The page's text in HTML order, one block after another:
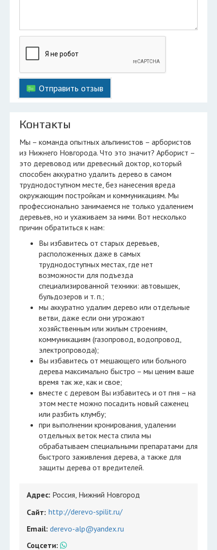
Отправить отзыв
Контакты
Мы – команда опытных альпинистов – арбористов
из Нижнего Новгорода. Что это значит? Арборист –
это деревовод или древесный доктор, который
способен аккуратно удалить дерево в самом
труднодоступном месте, без нанесения вреда
окружающим постройкам и коммуникациям. Мы
профессионально занимаемся не только удалением
деревьев, но и ухаживаем за ними. Вот несколько
причин обратиться к нам:
Вы избавитесь от старых деревьев,
расположенных даже в самых
труднодоступных местах, где нет
возможности для подъезда
специализированной техники: автовышек,
бульдозеров и т. п.;
мы аккуратно удалим дерево или отдельные
ветви, даже если они угрожают
хозяйственным или жилым строениям,
коммуникациям (газопровод, водопровод,
электропровода);
Вы избавитесь от мешающего или больного
дерева максимально быстро – мы ценим ваше
время так же, как и свое;
вместе с деревом Вы избавитесь и от пня – на
этом месте можно посадить новый саженец
или разбить клумбу;
при выполнении кронирования, удалении
отдельных веток места спила мы
обрабатываем специальными препаратами для
быстрого заживления дерева, а также для
защиты дерева от вредителей.
Адрес: Россия, Нижний Новгород
Сайт: http://derevo-spilit.ru/
Email: derevo-alp@yandex.ru
Соцсети: